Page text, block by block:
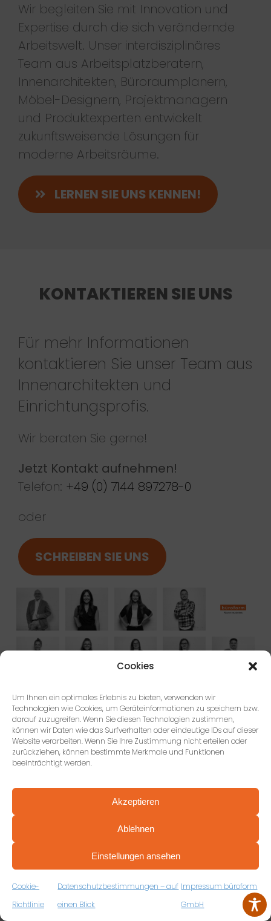
Cookies
Um Ihnen ein optimales Erlebnis zu bieten, verwenden wir
Technologien wie Cookies, um Geräteinformationen zu speichern bzw.
darauf zuzugreifen. Wenn Sie diesen Technologien zustimmen,
können wir Daten wie das Surfverhalten oder eindeutige IDs auf dieser
Website verarbeiten. Wenn Sie Ihre Zustimmung nicht erteilen oder
zurückziehen, können bestimmte Merkmale und Funktionen
beeinträchtigt werden.
Akzeptieren
Ablehnen
Einstellungen ansehen
Cookie-
Richtlinie
Datenschutzbestimmungen – auf
einen Blick
Impressum büroform
GmbH
Wir begleiten Sie mit Innovation und
Expertise durch die sich verändernde
Arbeitswelt. Unser interdisziplinäres
Team aus Arbeitsplatzberatern,
Innenarchitekten, Büroraumplanern,
Möbel-Designern, Projektmanagern
und Produktexperten entwickelt
zukunftsweisende Lösungen für
moderne Arbeitsräume.
LERNEN SIE UNS KENNEN!
KONTAKTIEREN SIE UNS
Für mehr Informationen
kontaktieren Sie unser Team aus
Innenarchitekten und
Einrichtungsprofis.
Wir beraten Sie gerne!
Jetzt Kontakt aufnehmen!
Telefon: +49 (0) 7144 897278-0
oder
SCHREIBEN SIE UNS
FAQ
WAS BEDEUTET ES, EIN BÜRO ZU
MODERNISIEREN?
VEREINBAREN SIE JETZT IHRE
KOSTENFREIE ERSTBERATUNG
ZUM RÜCKRUFFORMULAR